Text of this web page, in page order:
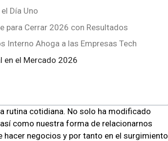
Día Uno
para Cerrar 2026 con Resultados
Interno Ahoga a las Empresas Tech
en el Mercado 2026
rutina cotidiana. No solo ha modificado
como nuestra forma de relacionarnos
negocios y por tanto en el surgimiento